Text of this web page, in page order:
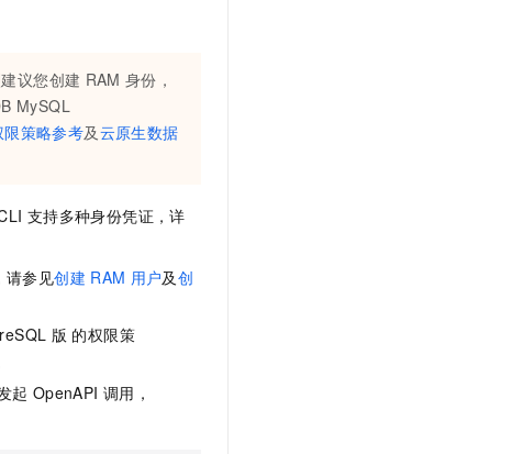
议您创建 RAM 身份，
MySQL
限策略参考及云原生数据
支持多种身份凭证，详
请参见创建 RAM 用户及创
版 的权限策
起 OpenAPI 调用，
息提取
一步搞定创意建站